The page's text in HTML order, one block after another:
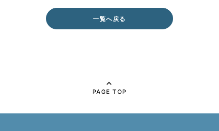
一覧へ戻る
PAGE TOP